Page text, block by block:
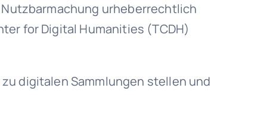
urheberrechtlich
for Digital Humanities (TCDH)
digitalen Sammlungen stellen und